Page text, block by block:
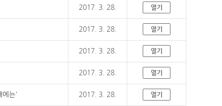
2017. 3. 28. 열기
2017. 3. 28. 열기
2017. 3. 28. 열기
2017. 3. 28. 열기
에는' 2017. 3. 28. 열기